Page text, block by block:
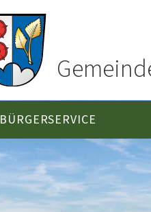
BÜRGERSERVICE